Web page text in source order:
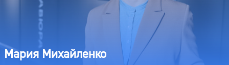
Мария Михайленко